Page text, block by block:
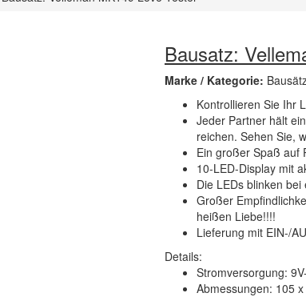
Bausatz:
Marke / Kategorie:
Kontrollieren Sie Ihr
Jeder Partner hält
reichen. Sehen Sie,
Ein großer Spaß auf
10-LED-Display mit
Die LEDs blinken
Großer
heißen Liebe!!!!
Lieferung mit EIN-/
Details:
Stromversorgung:
Abmessungen: 105